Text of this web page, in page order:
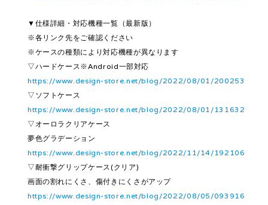
▼仕様詳細・対応機種一覧（最新版）
※各リンク先をご確認ください
※ケースの種類により対応機種が異なります
▽ハードケース※Android一部対応
https://www.design-store.net/blog/2022/08/01/200253
▽ソフトケース
https://www.design-store.net/blog/2022/08/01/131632
▽オーロラクリアケース
夢色グラデーション
https://www.design-store.net/blog/2022/11/14/192106
▽耐衝撃グリップケース(クリア)
画面の割れにくさ、傷付きにくさがアップ
https://www.design-store.net/blog/2022/08/05/093916